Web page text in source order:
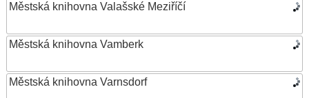
Městská knihovna Valašské Meziříčí
Městská knihovna Vamberk
Městská knihovna Varnsdorf